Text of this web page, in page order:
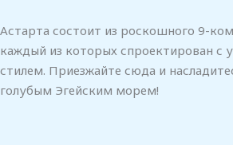
Астарта состоит из роскошного 9-
каждый из которых спроектирован с
стилем. Приезжайте сюда и
голубым Эгейским морем!